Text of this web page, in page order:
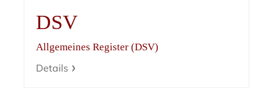
DSV
Allgemeines Register (DSV)
Details